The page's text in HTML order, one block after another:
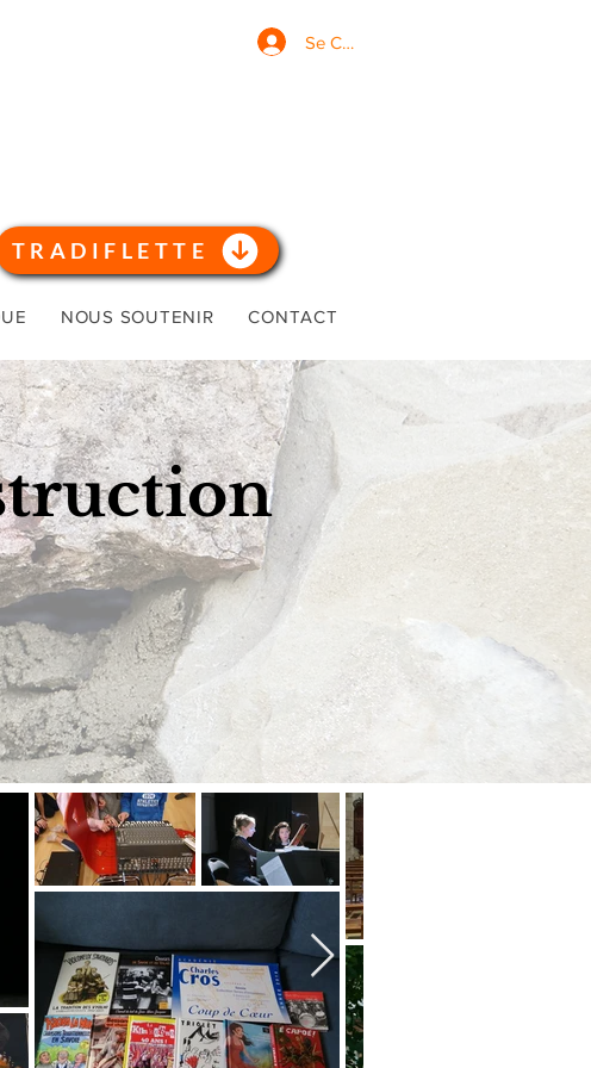
Se Connecter
TRADIFLETTE
NOUS SOUTENIR CONTACT